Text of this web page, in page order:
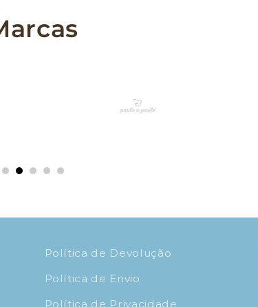
Política de Devolução
Política de Envio
Política de Privacidade